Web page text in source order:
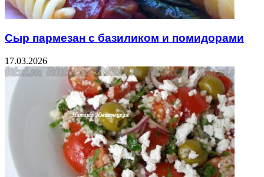
Сыр пармезан с базиликом и помидорами
17.03.2026